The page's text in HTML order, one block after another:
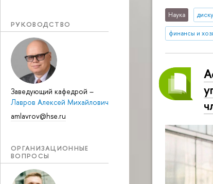
РУКОВОДСТВО
Заведующий кафедрой –
Лавров Алексей Михайлович
amlavrov@hse.ru
ОРГАНИЗАЦИОННЫЕ
ВОПРОСЫ
Наука
финансы и